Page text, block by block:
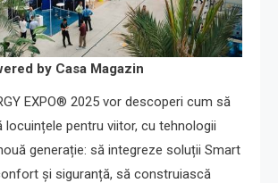
by Casa Magazin
EXPO® 2025 vor descoperi cum să
locuințele pentru viitor, cu tehnologii
generație: să integreze soluții Smart
și siguranță, să construiască